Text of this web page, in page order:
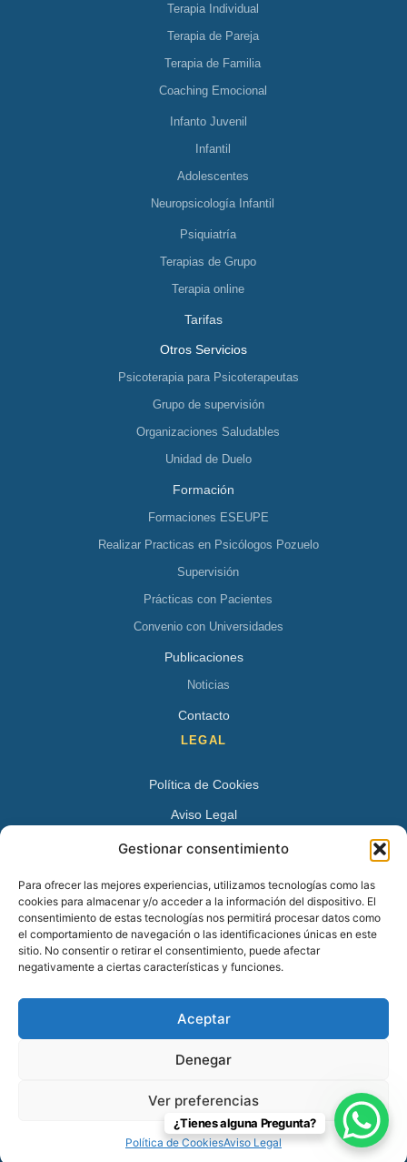
Gestionar consentimiento
Para ofrecer las mejores experiencias, utilizamos tecnologías como las
cookies para almacenar y/o acceder a la información del dispositivo. El
consentimiento de estas tecnologías nos permitirá procesar datos como
el comportamiento de navegación o las identificaciones únicas en este
sitio. No consentir o retirar el consentimiento, puede afectar
negativamente a ciertas características y funciones.
Aceptar
Denegar
Ver preferencias
Política de CookiesAviso Legal
Terapia Individual
Terapia de Pareja
Terapia de Familia
Coaching Emocional
Infanto Juvenil
Infantil
Adolescentes
Neuropsicología Infantil
Psiquiatría
Terapias de Grupo
Terapia online
Tarifas
Otros Servicios
Psicoterapia para Psicoterapeutas
Grupo de supervisión
Organizaciones Saludables
Unidad de Duelo
Formación
Formaciones ESEUPE
Realizar Practicas en Psicólogos Pozuelo
Supervisión
Prácticas con Pacientes
Convenio con Universidades
Publicaciones
Noticias
Contacto
LEGAL
Política de Cookies
Aviso Legal
Política de Privacidad
Avenida Juan XXIII 15 B 28224 – Pozuelo de Alarcón,
Madrid
Tel:+34 913527728
+34 669 83 48 45
info@psicologospozuelo.es
© 2026 Psicólogos Pozuelo en Pozuelo de Alarcón – 91 352 77 28.
Todos los derechos reservados.
¿Tienes alguna Pregunta?